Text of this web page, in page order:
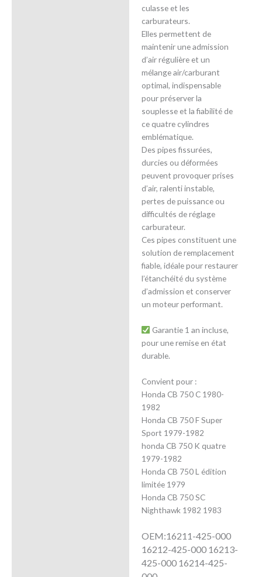
culasse et les
carburateurs.
Elles permettent de
maintenir une admission
d’air régulière et un
mélange air/carburant
optimal, indispensable
pour préserver la
souplesse et la fiabilité de
ce quatre cylindres
emblématique.
Des pipes fissurées,
durcies ou déformées
peuvent provoquer prises
d’air, ralenti instable,
pertes de puissance ou
difficultés de réglage
carburateur.
Ces pipes constituent une
solution de remplacement
fiable, idéale pour restaurer
l’étanchéité du système
d’admission et conserver
un moteur performant.
Garantie 1 an incluse,
pour une remise en état
durable.
Convient pour :
Honda CB 750 C 1980-
1982
Honda CB 750 F Super
Sport 1979-1982
honda CB 750 K quatre
1979-1982
Honda CB 750 L édition
limitée 1979
Honda CB 750 SC
Nighthawk 1982 1983
OEM:16211-425-000
16212-425-000 16213-
425-000 16214-425-